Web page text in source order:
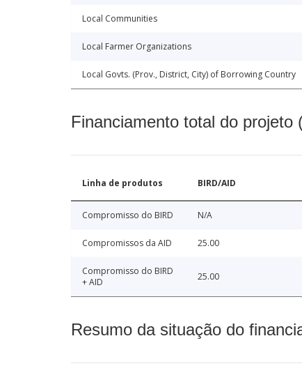
Local Communities
Local Farmer Organizations
Local Govts. (Prov., District, City) of Borrowing Country
Financiamento total do projeto
Linha de produtos BIRD/AID
Compromisso do BIRD N/A
Compromissos da AID 25.00
Compromisso do BIRD
+ AID
25.00
Resumo da situação do